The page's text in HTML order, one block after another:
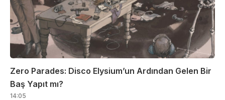
Zero Parades: Disco Elysium’un Ardından Gelen Bir
Baş Yapıt mı?
14:05